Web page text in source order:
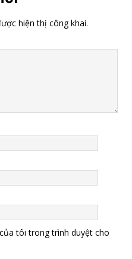
hiện thị công khai.
tôi trong trình duyệt cho